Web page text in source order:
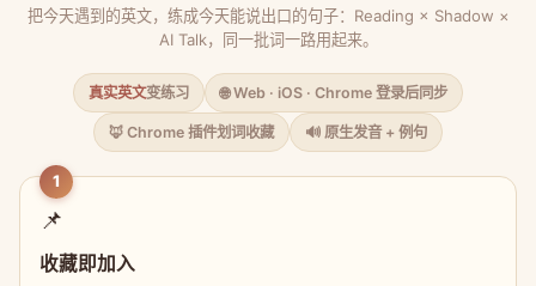
把今天遇到的英文，练成今天能说出口的句子：Reading × Shadow ×
AI Talk，同一批词一路用起来。
真实英文变练习 🌐 Web · iOS · Chrome 登录后同步
🦊 Chrome 插件划词收藏 🔊 原生发音 + 例句
1
📌
收藏即加入